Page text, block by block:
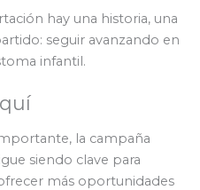
hay una historia, una
seguir avanzando en
infantil.
la campaña
siendo clave para
más oportunidades